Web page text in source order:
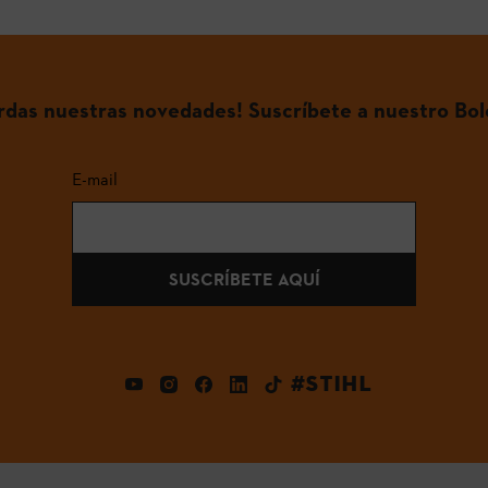
nuestras novedades! Suscríbete a nuestro
E-mail
SUSCRÍBETE AQUÍ
#STIHL